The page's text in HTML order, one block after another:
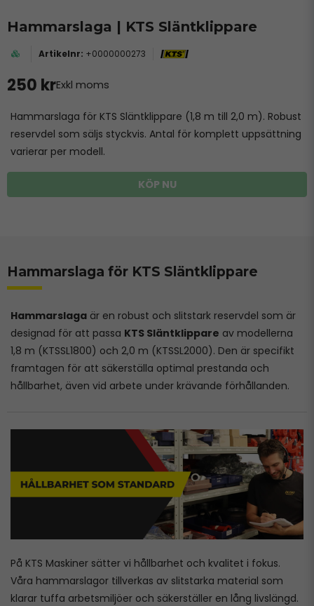
Hammarslaga | KTS Släntklippare
+0000000273
250 krExkl moms
Hammarslaga för KTS Släntklippare (1,8 m till 2,0 m). Robust
reservdel som säljs styckvis. Antal för komplett uppsättning
varierar per modell.
KÖP NU
Hammarslaga för KTS Släntklippare
Hammarslaga är en robust och slitstark reservdel som är
designad för att passa KTS Släntklippare av modellerna
1,8 m (KTSSL1800) och 2,0 m (KTSSL2000). Den är specifikt
framtagen för att säkerställa optimal prestanda och
hållbarhet, även vid arbete under krävande förhållanden.
På KTS Maskiner sätter vi hållbarhet och kvalitet i fokus.
Våra hammarslagor tillverkas av slitstarka material som
klarar tuffa arbetsmiljöer och säkerställer en lång livslängd.